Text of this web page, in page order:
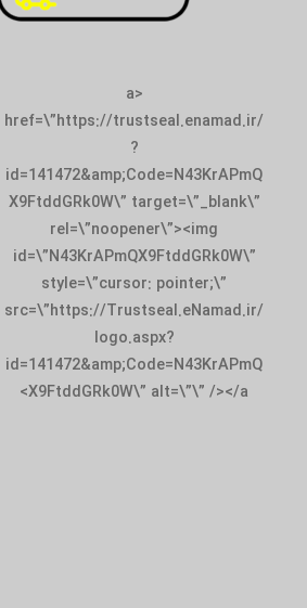
<a
href=\”https://trustseal.enamad.ir/
?
id=141472&amp;Code=N43KrAPmQ
X9FtddGRk0W\” target=\”_blank\”
rel=\”noopener\”><img
id=\”N43KrAPmQX9FtddGRk0W\”
style=\”cursor: pointer;\”
src=\”https://Trustseal.eNamad.ir/
logo.aspx?
id=141472&amp;Code=N43KrAPmQ
X9FtddGRk0W\” alt=\”\” /></a>